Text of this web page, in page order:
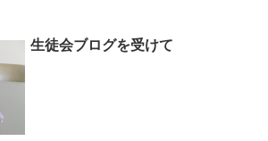
生徒会ブログを受けて